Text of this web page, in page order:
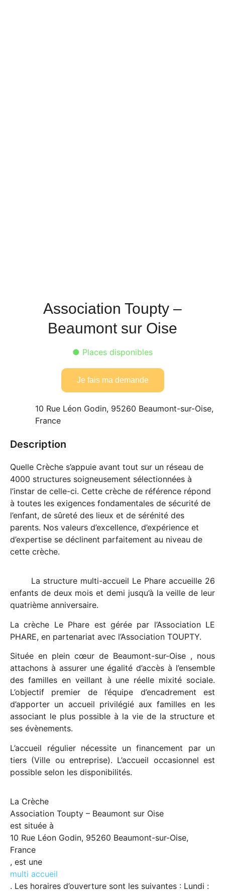
Association Toupty –
Beaumont sur Oise
● Places disponibles
Je fais ma demande
10 Rue Léon Godin, 95260 Beaumont-sur-Oise,
France
Description
Quelle Crèche s’appuie avant tout sur un réseau de
4000 structures soigneusement sélectionnées à
l’instar de celle-ci. Cette crèche de référence répond
à toutes les exigences fondamentales de sécurité de
l’enfant, de sûreté des lieux et de sérénité des
parents. Nos valeurs d’excellence, d’expérience et
d’expertise se déclinent parfaitement au niveau de
cette crèche.
La structure multi-accueil Le Phare accueille 26
enfants de deux mois et demi jusqu’à la veille de leur
quatrième anniversaire.
La crèche Le Phare est gérée par l’Association LE
PHARE, en partenariat avec l’Association TOUPTY.
Située en plein cœur de Beaumont-sur-Oise , nous
attachons à assurer une égalité d’accès à l’ensemble
des familles en veillant à une réelle mixité sociale.
L’objectif premier de l’équipe d’encadrement est
d’apporter un accueil privilégié aux familles en les
associant le plus possible à la vie de la structure et
ses évènements.
L’accueil régulier nécessite un financement par un
tiers (Ville ou entreprise). L’accueil occasionnel est
possible selon les disponibilités.
La Crèche
Association Toupty – Beaumont sur Oise
est située à
10 Rue Léon Godin, 95260 Beaumont-sur-Oise,
France
, est une
multi accueil
. Les horaires d’ouverture sont les suivantes : Lundi :